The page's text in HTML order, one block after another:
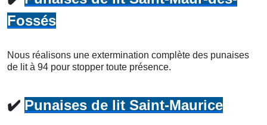
Fossés
Nous réalisons une extermination complète des punaises
de lit à 94 pour stopper toute présence.
✔️ Punaises de lit Saint-Maurice